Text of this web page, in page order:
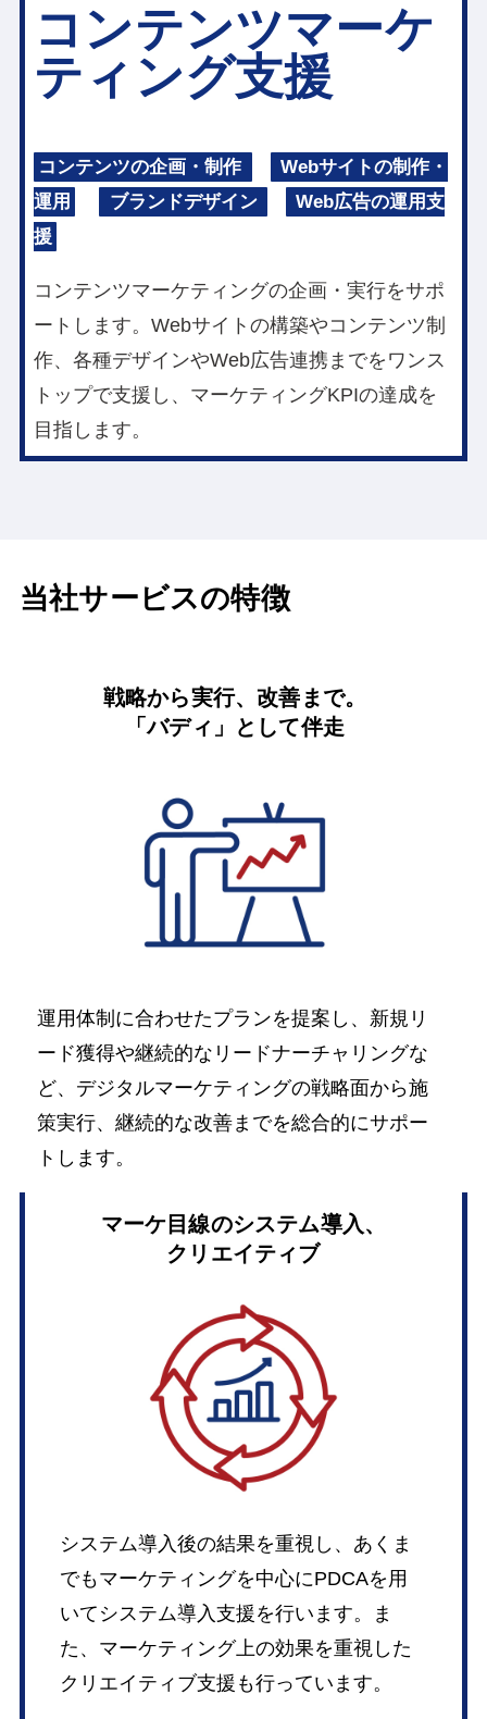
コンテンツマーケ
ティング支援
コンテンツの企画・制作
Webサイトの制作・
運用
ブランドデザイン
Web広告の運用支
援
コンテンツマーケティングの企画・実行をサポ
ートします。Webサイトの構築やコンテンツ制
作、各種デザインやWeb広告連携までをワンス
トップで支援し、マーケティングKPIの達成を
目指します。
当社サービスの特徴
戦略から実行、改善まで。
「バディ」として伴走
運用体制に合わせたプランを提案し、新規リ
ード獲得や継続的なリードナーチャリングな
ど、デジタルマーケティングの戦略面から施
策実行、継続的な改善までを総合的にサポー
トします。
マーケ目線のシステム導入、
クリエイティブ
システム導入後の結果を重視し、あくま
でもマーケティングを中心にPDCAを用
いてシステム導入支援を行います。ま
た、マーケティング上の効果を重視した
クリエイティブ支援も行っています。